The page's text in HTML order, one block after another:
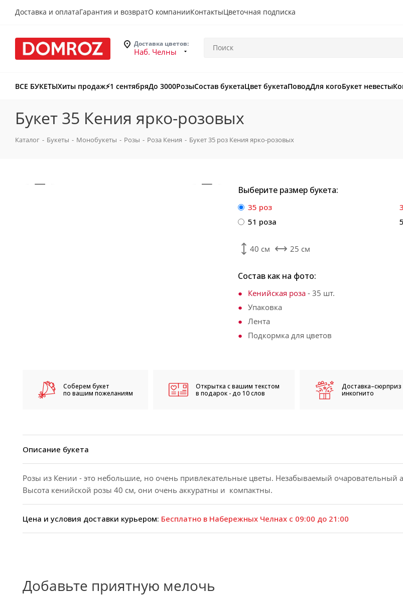
Доставка и оплатаГарантия и возвратО компанииКонтактыЦветочная подписка
Доставка цветов:
Наб. Челны
ВСЕ БУКЕТЫХиты продаж⚡️1 сентябряДо 3000РозыСостав букетаЦвет букетаПоводДля когоБукет невесты
Букет 35 Кения ярко-розовых
Каталог - Букеты - Монобукеты - Розы - Роза Кения - Букет 35 роз Кения ярко-розовых
Выберите размер букета:
35 роз
51 роза
40 см 25 см
Состав как на фото:
Кенийская роза - 35 шт.
Упаковка
Лента
Подкормка для цветов
Соберем букет
по вашим пожеланиям
Открытка с вашим текстом
в подарок - до 10 слов
Доставка–сюрприз
инкогнито
Описание букета
Розы из Кении - это небольшие, но очень привлекательные цветы. Незабываемый очаровательный
Высота кенийской розы 40 см, они очень аккуратны и компактны.
Цена и условия доставки курьером: Бесплатно в Набережных Челнах с 09:00 до 21:00
Добавьте приятную мелочь